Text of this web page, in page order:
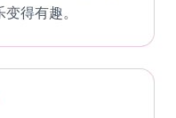
得有趣。